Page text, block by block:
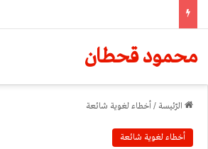
محمود قحطان
الرّئيسة / أخطاء لغوية شائعة
أخطاء لغوية شائعة